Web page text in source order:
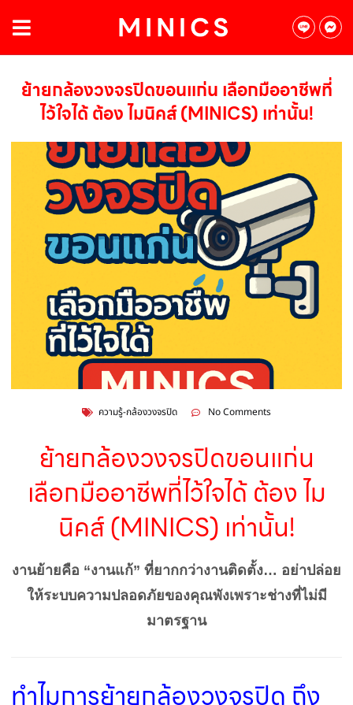
ย้ายกล้องวงจรปิดขอนแก่น เลือกมืออาชีพที่
ไว้ใจได้ ต้อง ไมนิคส์ (MINICS) เท่านั้น!
ความรู้-กล้องวงจรปิด No Comments
ย้ายกล้องวงจรปิดขอนแก่น
เลือกมืออาชีพที่ไว้ใจได้ ต้อง ไม
นิคส์ (MINICS) เท่านั้น!
งานย้ายคือ “งานแก้” ที่ยากกว่างานติดตั้ง… อย่าปล่อย
ให้ระบบความปลอดภัยของคุณพังเพราะช่างที่ไม่มี
มาตรฐาน
ทำไมการย้ายกล้องวงจรปิด ถึง